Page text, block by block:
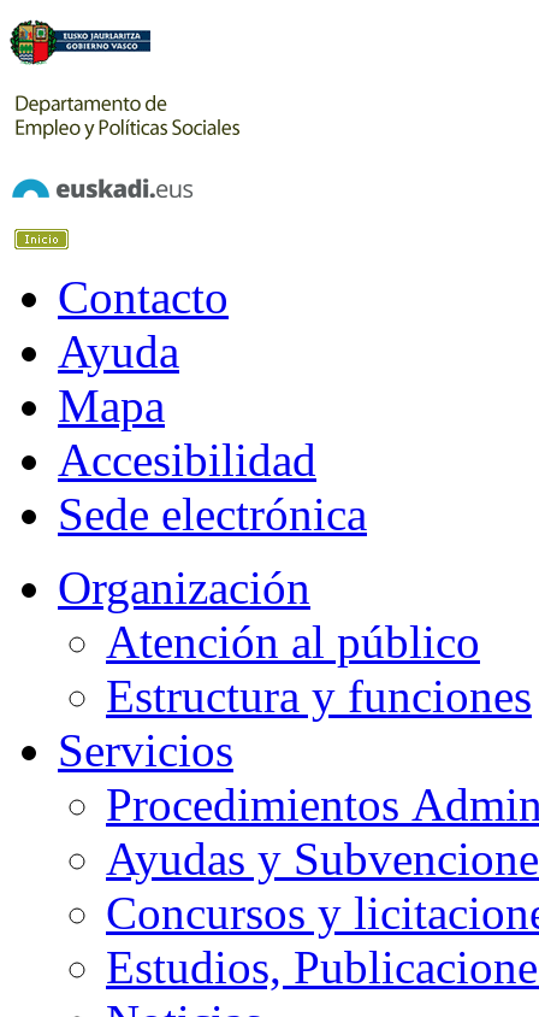
Contacto
Ayuda
Mapa
Accesibilidad
Sede electrónica
Organización
Atención al público
Estructura y funciones
Servicios
Procedimientos
Ayudas y
Concursos y
Estudios,